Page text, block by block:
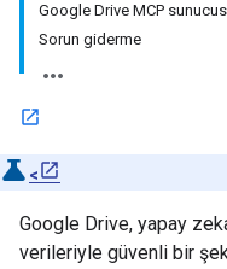
Google Drive MCP
Sorun giderme
<
Google Drive, yapay
verileriyle güvenli bir